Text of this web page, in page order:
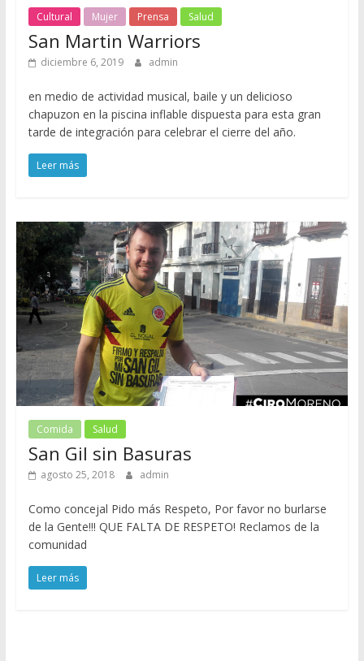
Cultural Mujer Prensa Salud
San Martin Warriors
diciembre 6, 2019 admin
en medio de actividad musical, baile y un delicioso
chapuzon en la piscina inflable dispuesta para esta gran
tarde de integración para celebrar el cierre del año.
Leer más
Comida Salud
San Gil sin Basuras
agosto 25, 2018 admin
Como concejal Pido más Respeto, Por favor no burlarse
de la Gente!!! QUE FALTA DE RESPETO! Reclamos de la
comunidad
Leer más